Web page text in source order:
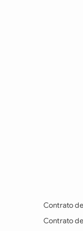
Contrato
Contrato